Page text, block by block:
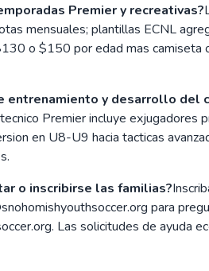
Premier y recreativas?
mensuales; plantillas ECNL
o $150 por edad mas camiseta
entrenamiento y desarrollo del
Premier incluye exjugadores
en U8-U9 hacia tacticas
o inscribirse las familias?
para
Las solicitudes de ayuda